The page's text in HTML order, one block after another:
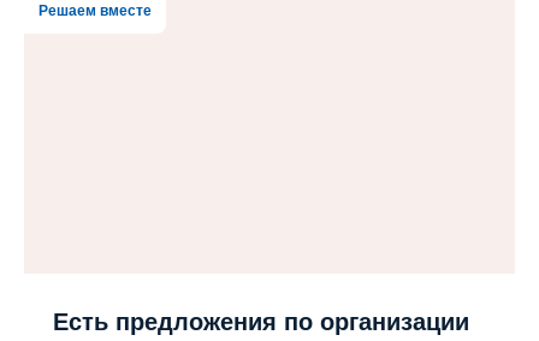
Решаем вместе
Есть предложения по организации